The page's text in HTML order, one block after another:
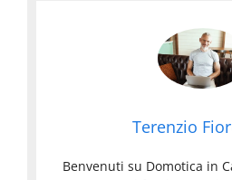
Terenzio
Benvenuti su Domotica in